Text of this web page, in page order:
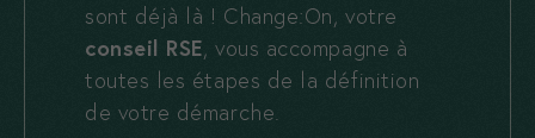
sont déjà là ! Change:On, votre
conseil RSE, vous accompagne à
toutes les étapes de la définition
de votre démarche.